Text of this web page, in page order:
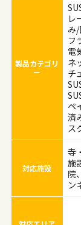
製品カテゴリ
ー
レ
み/
フ
電
ネ
チ
ペ
済
ス
対応施設
寺
施
院
ン